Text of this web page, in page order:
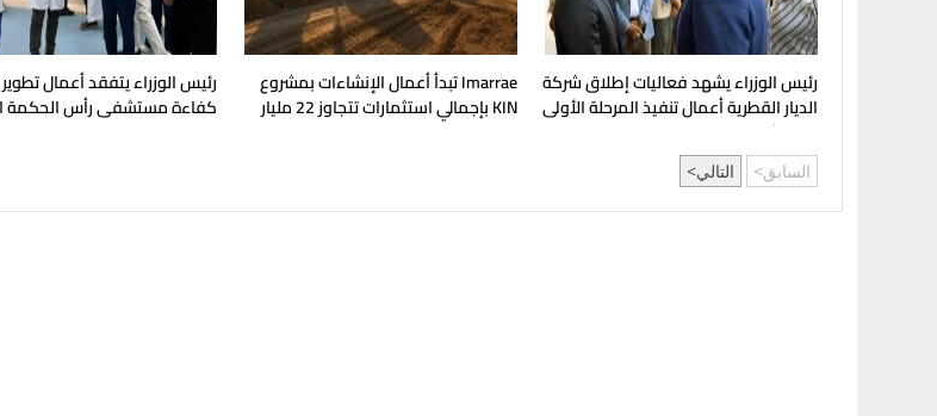
رئيس الوزراء يشهد فعاليات إطلاق شركة
الديار القطرية أعمال تنفيذ المرحلة الأولى
من مشروع "علم الروم"
Imarrae تبدأ أعمال الإنشاءات بمشروع
KIN بإجمالي استثمارات تتجاوز 22 مليار
رئيس الوزراء يتفقد أعمال
كفاءة مستشفى رأس الحكمة
السابق التالي